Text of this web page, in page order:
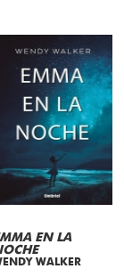
EN LA
WALKER